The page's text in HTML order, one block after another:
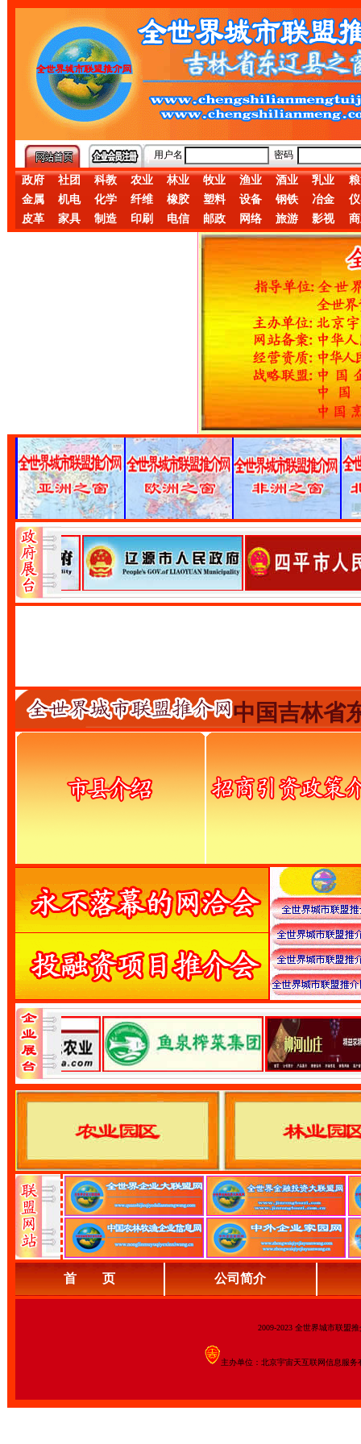
用户名 密码
政府 社团 科教 农业 林业 牧业 渔业 酒业 乳业
金属
机电 化学 纤维 橡胶 塑料 设备 钢铁 冶金
皮革
家具 制造 印刷 电信 邮政 网络 旅游 影视
中国吉林省
首 页 公司简介
2009-2023 全世界城市联盟
主办单位：北京宇宙天互联网信息服